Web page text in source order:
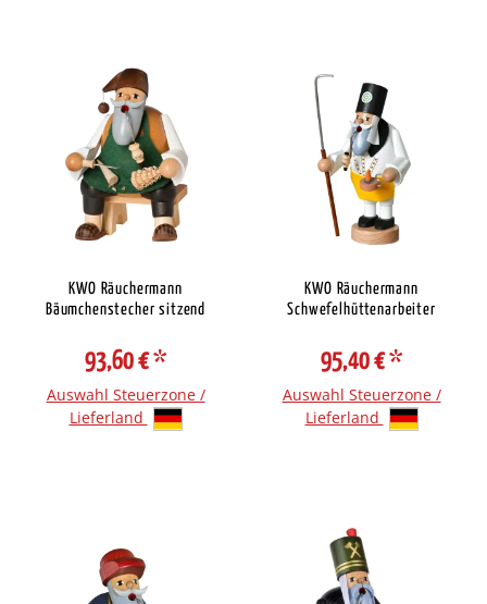
KWO Räuchermann
Bäumchenstecher sitzend
93,60 €*
Auswahl Steuerzone /
Lieferland
KWO Räuchermann
Schwefelhüttenarbeiter
95,40 €*
Auswahl Steuerzone /
Lieferland